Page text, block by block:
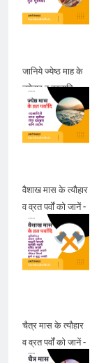
जानिये ज्येष्ठ माह के
त्योहार व व्रतादि -
jyeshtha 2025
वैशाख मास के त्यौहार
व व्रत पर्वों को जानें -
vaishakha maas
ke tyohar
चैत्र मास के त्यौहार
व व्रत पर्वों को जानें -
chaitra maas ke